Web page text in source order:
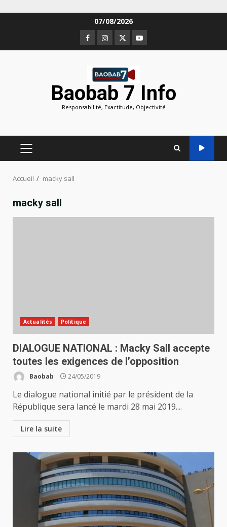
07/08/2026
Facebook
Instagram
TwitterYoutube
Baobab 7 Info
Responsabilité, Exactitude, Objectivité
MENU
PRINCIPAL
Accueil macky sall
macky sall
Actualités Politique
DIALOGUE NATIONAL : Macky Sall accepte
toutes les exigences de l’opposition
Baobab 24/05/2019
Le dialogue national initié par le président de la
République sera lancé le mardi 28 mai 2019....
Lire la suite